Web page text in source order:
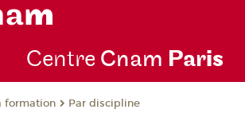
Centre Cnam Paris
formation Par discipline